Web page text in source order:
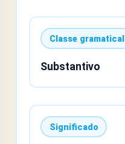
Classe gramatical
Substantivo
Significado